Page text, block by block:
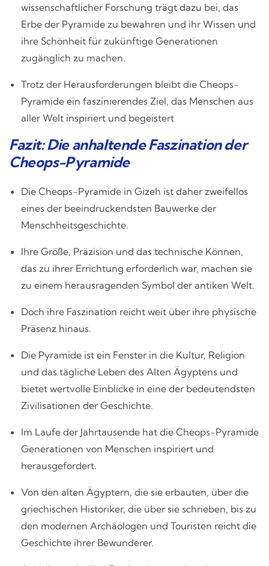
wissenschaftlicher Forschung trägt dazu bei, das
Erbe der Pyramide zu bewahren und ihr Wissen und
ihre Schönheit für zukünftige Generationen
zugänglich zu machen.
Trotz der Herausforderungen bleibt die Cheops-
Pyramide ein faszinierendes Ziel, das Menschen aus
aller Welt inspiriert und begeistert
Fazit: Die anhaltende Faszination der
Cheops-Pyramide
Die Cheops-Pyramide in Gizeh ist daher zweifellos
eines der beeindruckendsten Bauwerke der
Menschheitsgeschichte.
Ihre Größe, Präzision und das technische Können,
das zu ihrer Errichtung erforderlich war, machen sie
zu einem herausragenden Symbol der antiken Welt.
Doch ihre Faszination reicht weit über ihre physische
Präsenz hinaus.
Die Pyramide ist ein Fenster in die Kultur, Religion
und das tägliche Leben des Alten Ägyptens und
bietet wertvolle Einblicke in eine der bedeutendsten
Zivilisationen der Geschichte.
Im Laufe der Jahrtausende hat die Cheops-Pyramide
Generationen von Menschen inspiriert und
herausgefordert.
Von den alten Ägyptern, die sie erbauten, über die
griechischen Historiker, die über sie schrieben, bis zu
den modernen Archäologen und Touristen reicht die
Geschichte ihrer Bewunderer.